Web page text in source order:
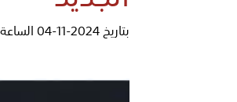
بتاريخ 2024-11-04 الساعة 15:24